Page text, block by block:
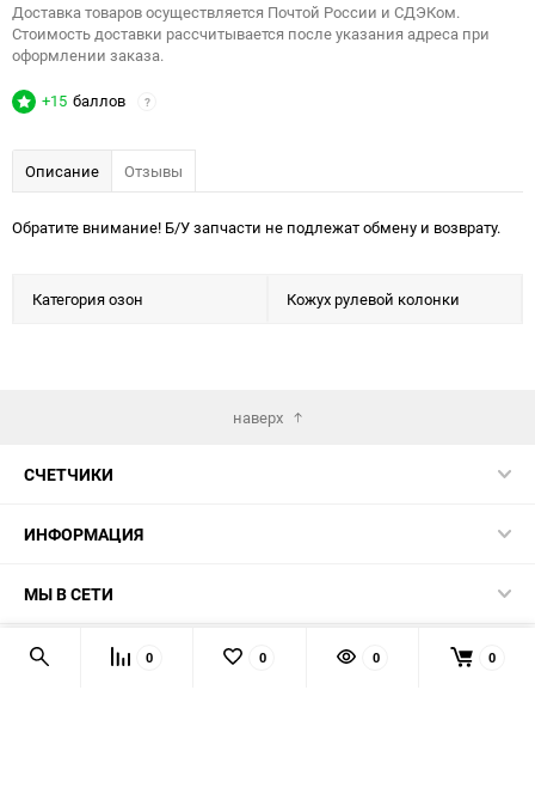
Доставка товаров осуществляется Почтой России и СДЭКом.
Стоимость доставки рассчитывается после указания адреса при
оформлении заказа.
+15 баллов ?
Описание Отзывы
Обратите внимание! Б/У запчасти не подлежат обмену и возврату.
Категория озон Кожух рулевой колонки
наверх
СЧЕТЧИКИ
ИНФОРМАЦИЯ
МЫ В СЕТИ
КОНТАКТЫ 0 0 0 0